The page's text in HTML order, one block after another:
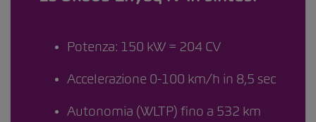
Potenza: 150 kW = 204 CV
Accelerazione 0-100 km/h in 8,5 sec
Autonomia (WLTP) fino a 532 km